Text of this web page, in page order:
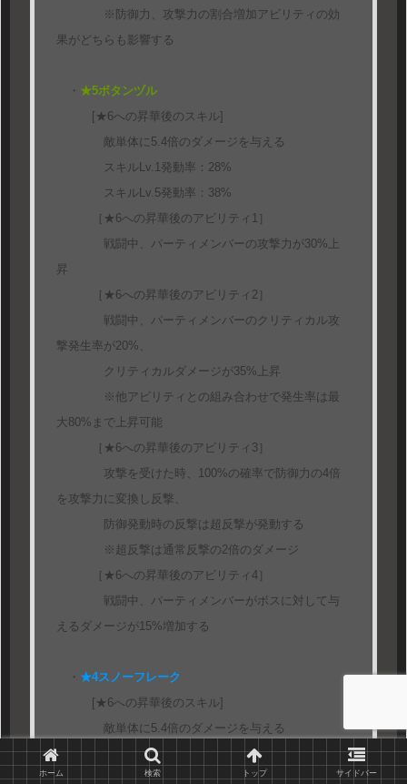
※防御力、攻撃力の割合増加アビリティの効
果がどちらも影響する
・ ★5ボタンヅル
[★6への昇華後のスキル]
敵単体に5.4倍のダメージを与える
スキルLv.1発動率：28%
スキルLv.5発動率：38%
［★6への昇華後のアビリティ1］
戦闘中、パーティメンバーの攻撃力が30%上
昇
［★6への昇華後のアビリティ2］
戦闘中、パーティメンバーのクリティカル攻
撃発生率が20%、
クリティカルダメージが35%上昇
※他アビリティとの組み合わせで発生率は最
大80%まで上昇可能
［★6への昇華後のアビリティ3］
攻撃を受けた時、100%の確率で防御力の4倍
を攻撃力に変換し反撃、
防御発動時の反撃は超反撃が発動する
※超反撃は通常反撃の2倍のダメージ
［★6への昇華後のアビリティ4］
戦闘中、パーティメンバーがボスに対して与
えるダメージが15%増加する
・ ★4スノーフレーク
[★6への昇華後のスキル]
敵単体に5.4倍のダメージを与える
スキルLv.1発動率：28%
スキルLv.5発動率：38%
ホーム 検索 トップ サイドバー